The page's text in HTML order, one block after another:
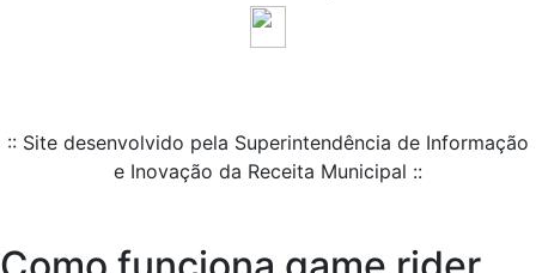
:: Site desenvolvido pela Superintendência de Informação
e Inovação da Receita Municipal ::